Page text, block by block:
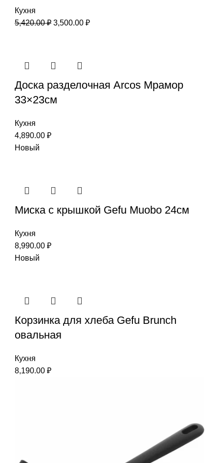
Кухня
5,420.00₽ 3,500.00 ₽
Доска разделочная Arcos Мрамор
33×23см
Кухня
4,890.00 ₽
Новый
Миска с крышкой Gefu Мuоbо 24см
Кухня
8,990.00 ₽
Новый
Корзинка для хлеба Gefu Brunch
овальная
Кухня
8,190.00 ₽